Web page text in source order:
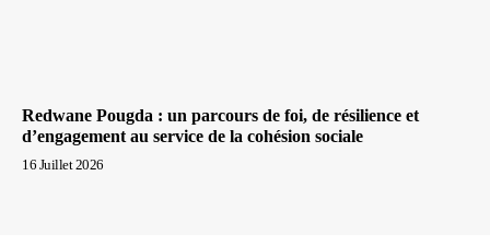
Redwane Pougda : un parcours de foi, de résilience et
d’engagement au service de la cohésion sociale
16 Juillet 2026